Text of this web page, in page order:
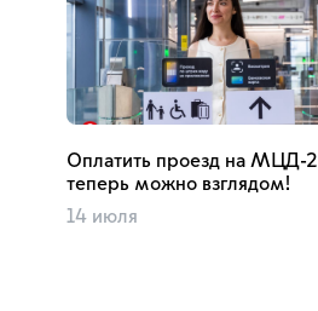
Оплатить проезд на МЦД-2
теперь можно взглядом!
14 июля